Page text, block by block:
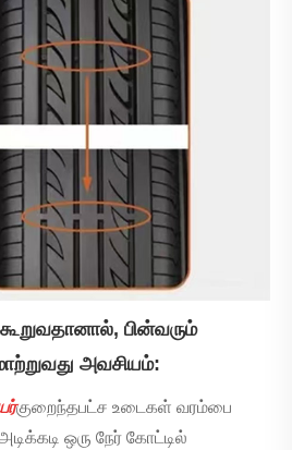
பின்வரும்
அவசியம்:
குறைந்தபட்ச உடைகள் வரம்பை
ஒரு நேர் கோட்டில்